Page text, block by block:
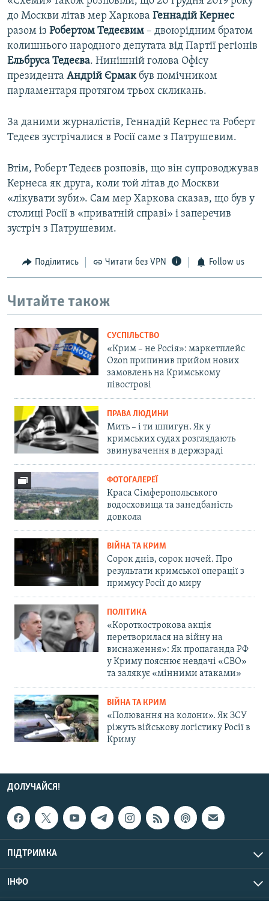
до Москви літав мер Харкова Геннадій Кернес
разом із Робертом Тедеєвим – двоюрідним братом
колишнього народного депутата від Партії регіонів
Ельбруса Тедеєва. Нинішній голова Офісу
президента Андрій Єрмак був помічником
парламентаря протягом трьох скликань.
За даними журналістів, Геннадій Кернес та Роберт
Тедеєв зустрічалися в Росії саме з Патрушевим.
Втім, Роберт Тедеєв розповів, що він супроводжував
Кернеса як друга, коли той літав до Москви
«лікувати зуби». Сам мер Харкова сказав, що був у
столиці Росії в «приватній справі» і заперечив
зустріч з Патрушевим.
Поділитись Читати без VPN Follow us
Читайте також
СУСПІЛЬСТВО
«Крим – не Росія»: маркетплейс
Ozon припинив прийом нових
замовлень на Кримському
півострові
ПРАВА ЛЮДИНИ
Мить – і ти шпигун. Як у
кримських судах розглядають
звинувачення в держзраді
ФОТОГАЛЕРЕЇ
Краса Сімферопольського
водосховища та занедбаність
довкола
ВІЙНА ТА КРИМ
Сорок днів, сорок ночей. Про
результати кримської операції з
примусу Росії до миру
ПОЛІТИКА
«Короткострокова акція
перетворилася на війну на
виснаження»: Як пропаганда РФ
у Криму пояснює невдачі «СВО»
та залякує «мінними атаками»
ВІЙНА ТА КРИМ
«Полювання на колони». Як ЗСУ
ріжуть військову логістику Росії в
Криму
ДОЛУЧАЙСЯ!
ПІДТРИМКА
ІНФО